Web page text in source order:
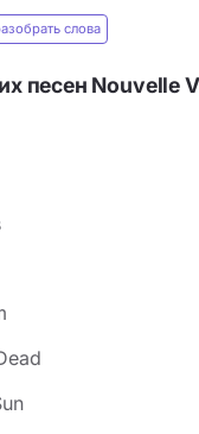
слова
песен Nouvelle